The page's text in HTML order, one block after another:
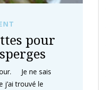
pour
Je ne sais
j’ai trouvé le